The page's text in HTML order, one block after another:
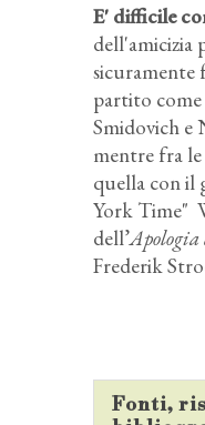
E' difficile
dell'amicizia
sicuramente
partito come
Smidovich e
mentre fra
quella con il
York Time"
dell’
Frederik
Fonti,